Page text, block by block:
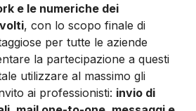
e le numeriche dei
, con lo scopo finale di
per tutte le aziende
la partecipazione a questi
utilizzare al massimo gli
ai professionisti: invio di